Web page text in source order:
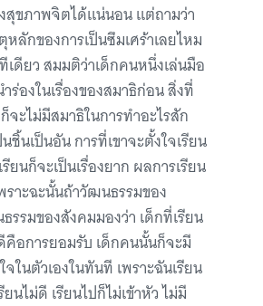
สุขภาพจิตได้แน่นอน แต่ถามว่า
หลักของการเป็นซึมเศร้าเลยไหม
เดียว สมมติว่าเด็กคนหนึ่งเล่นมือ
องในเรื่องของสมาธิก่อน สิ่งที่
จะไม่มีสมาธิในการทำอะไรสัก
ชิ้นเป็นอัน การที่เขาจะตั้งใจเรียน
ยนก็จะเป็นเรื่องยาก ผลการเรียน
าะฉะนั้นถ้าวัฒนธรรมของ
รรมของสังคมมองว่า เด็กที่เรียน
คือการยอมรับ เด็กคนนั้นก็จะมี
ในตัวเองในทันที เพราะฉันเรียน
ยนไม่ดี เรียนไปก็ไม่เข้าหัว ไม่มี